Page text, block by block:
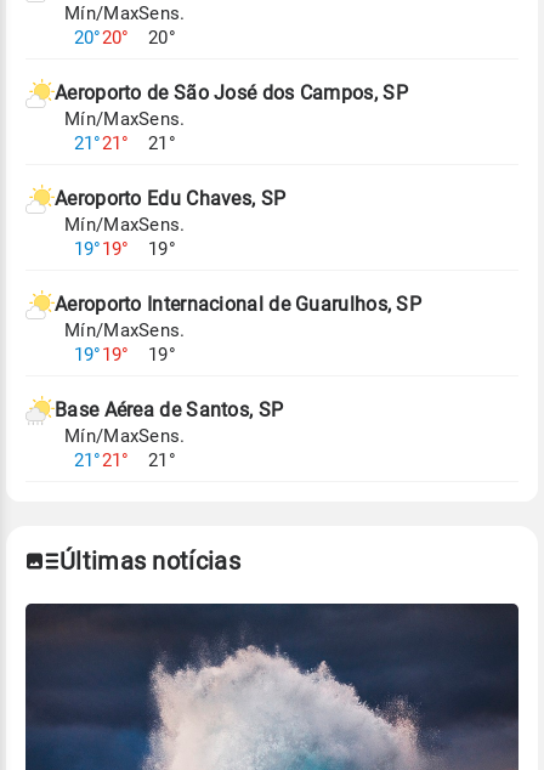
Para obter mais informações sobre os dados
Mín/Max
20°20°
Sens.
20°
Aeroporto de São José dos Campos, SP
Mín/Max
21°21°
Sens.
21°
Aeroporto Edu Chaves, SP
Mín/Max
19°19°
Sens.
19°
Aeroporto Internacional de Guarulhos, SP
Mín/Max
19°19°
Sens.
19°
Base Aérea de Santos, SP
Mín/Max
21°21°
Sens.
21°
Últimas notícias